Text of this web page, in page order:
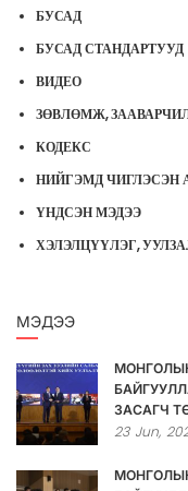
БУСАД
БУСАД СТАНДАРТУУД
ВИДЕО
ЗӨВЛӨМЖ,
КОДЕКС
НИЙГЭМД ЧИГЛЭСЭН
ҮНДСЭН МЭДЭЭ
ХЭЛЭЛЦҮҮЛЭГ,
МЭДЭЭ
ЗАСАГЧ
23 Jun,